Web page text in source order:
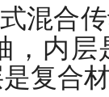
混合
，内
复合